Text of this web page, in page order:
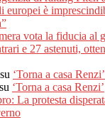
europei è
vota la fiducia al
e 27 astenuti,
su ‘Torna a casa Renzi’
su ‘Torna a casa Renzi’
La protesta